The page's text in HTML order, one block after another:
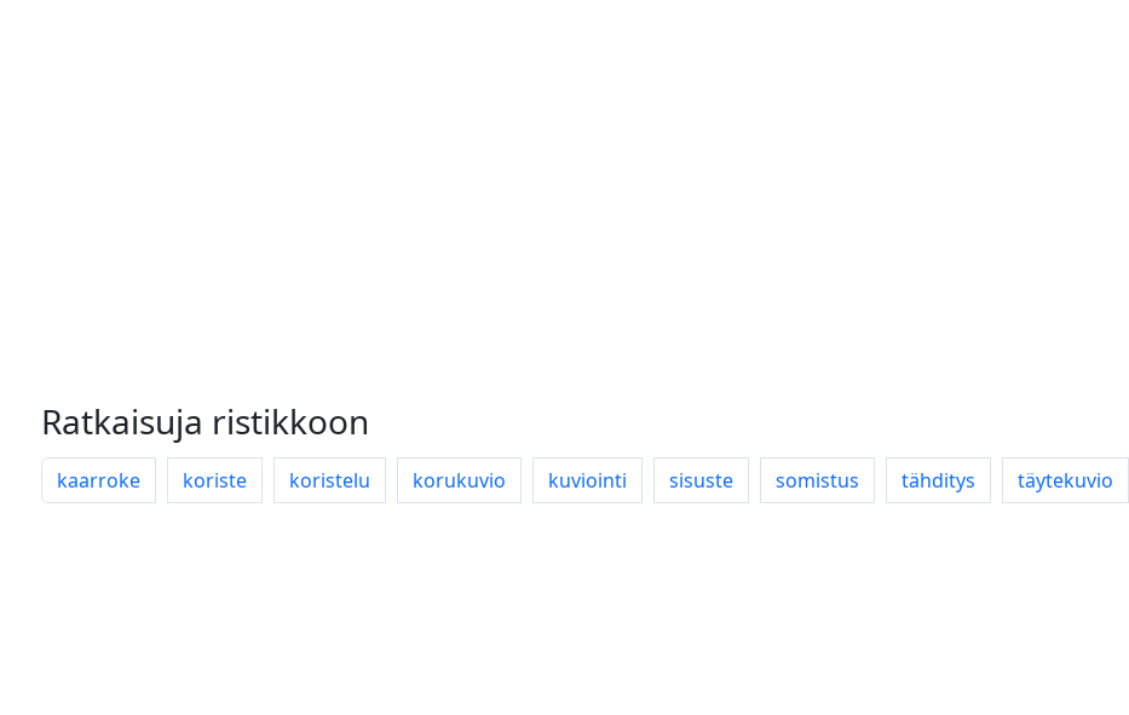
Ratkaisuja ristikkoon
kaarroke koriste koristelu korukuvio kuviointi sisuste somistus tähditys täytekuvio